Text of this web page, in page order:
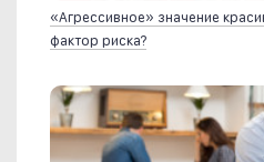
«Агрессивное» значение
фактор риска?